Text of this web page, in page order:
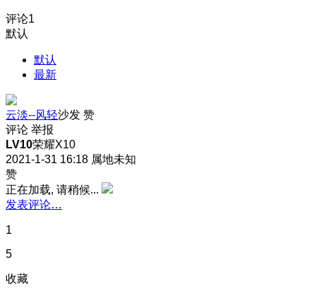
评论1
默认
默认
最新
云淡--风轻沙发 赞
评论 举报
LV10荣耀X10
2021-1-31 16:18 属地未知
赞
正在加载, 请稍候...
发表评论…
1
5
收藏